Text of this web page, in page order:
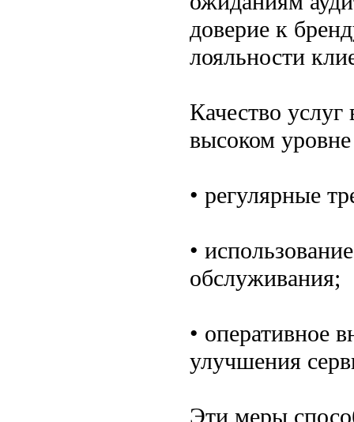
доверие к
лояльности
Качество
высоком
• регулярные
•
обслуживания;
• оперативное
улучшения
Эти меры